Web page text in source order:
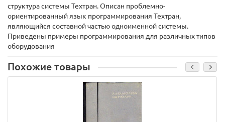
структура системы Техтран. Описан проблемно-
ориентированный язык программирования Техтран,
являющийся составной частью одноименной системы.
Приведены примеры программирования для различных типов
оборудования
Похожие товары